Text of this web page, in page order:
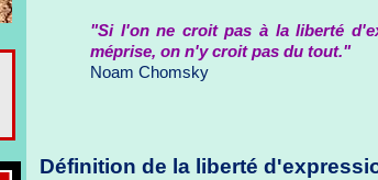
"Si l'on ne croit pas à la liberté
méprise, on n'y croit pas du tout."
Noam Chomsky
Définition de la liberté